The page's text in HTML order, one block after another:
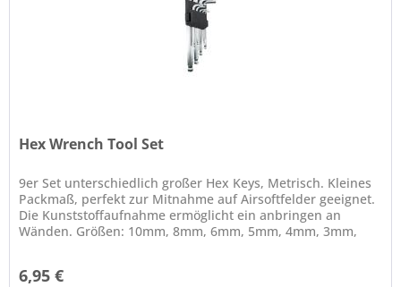
Hex Wrench Tool Set
9er Set unterschiedlich großer Hex Keys, Metrisch. Kleines
Packmaß, perfekt zur Mitnahme auf Airsoftfelder geeignet.
Die Kunststoffaufnahme ermöglicht ein anbringen an
Wänden. Größen: 10mm, 8mm, 6mm, 5mm, 4mm, 3mm,
6,95 €